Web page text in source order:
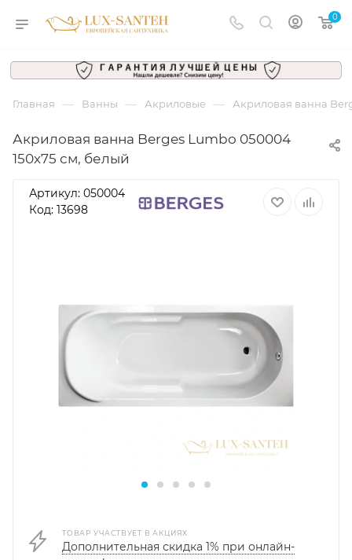
0
Главная — Ванны — Акриловые — Акриловая ванна
Акриловая ванна Berges Lumbo 050004
150х75 см, белый
Артикул: 050004
Код: 13698
ТОВАР УЧАСТВУЕТ В АКЦИЯХ
Дополнительная скидка 1% при онлайн-